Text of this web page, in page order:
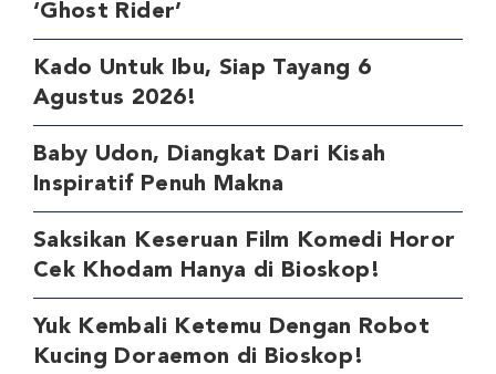
‘Ghost Rider’
Kado Untuk Ibu, Siap Tayang 6
Agustus 2026!
Baby Udon, Diangkat Dari Kisah
Inspiratif Penuh Makna
Saksikan Keseruan Film Komedi Horor
Cek Khodam Hanya di Bioskop!
Yuk Kembali Ketemu Dengan Robot
Kucing Doraemon di Bioskop!